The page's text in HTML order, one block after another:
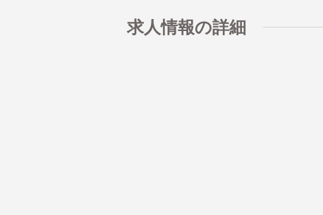
条件から探す キーワードで探す
求人情報の詳細